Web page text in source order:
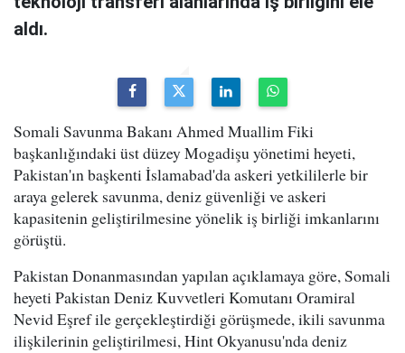
aldı.
Somali Savunma Bakanı Ahmed Muallim Fiki
başkanlığındaki üst düzey Mogadişu yönetimi heyeti,
Pakistan'ın başkenti İslamabad'da askeri yetkililerle bir
araya gelerek savunma, deniz güvenliği ve askeri
kapasitenin geliştirilmesine yönelik iş birliği imkanlarını
görüştü.
Pakistan Donanmasından yapılan açıklamaya göre, Somali
heyeti Pakistan Deniz Kuvvetleri Komutanı Oramiral
Nevid Eşref ile gerçekleştirdiği görüşmede, ikili savunma
ilişkilerinin geliştirilmesi, Hint Okyanusu'nda deniz